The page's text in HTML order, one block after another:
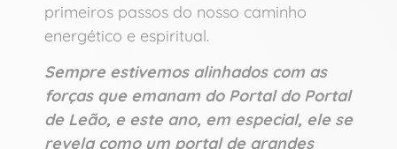
primeiros passos do nosso caminho
energético e espiritual.
Sempre estivemos alinhados com as
forças que emanam do Portal do Portal
de Leão, e este ano, em especial, ele se
revela como um portal de grandes